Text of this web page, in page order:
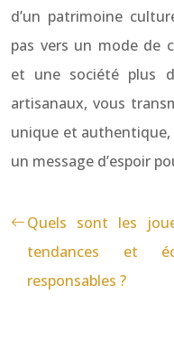
d’un patrimoine
pas vers un mode de
et une société plus
artisanaux, vous
unique et
un message d’espoir
Quels sont les
tendances et
responsables ?